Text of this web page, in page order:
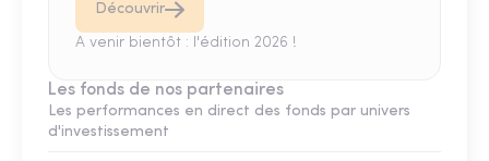
Découvrir
A venir bientôt : l'édition 2026 !
Les fonds de nos partenaires
Les performances en direct des fonds par univers
d'investissement